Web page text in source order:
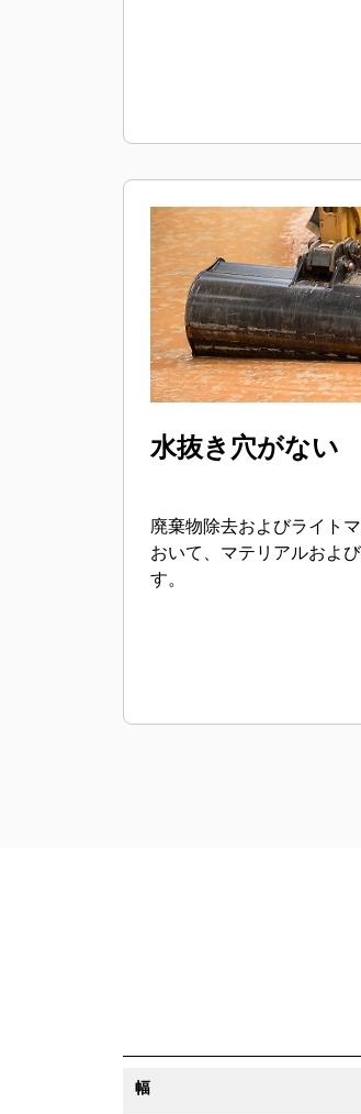
水抜き穴がない
廃棄物除去およびライト
おいて、マテリアルおよ
す。
幅